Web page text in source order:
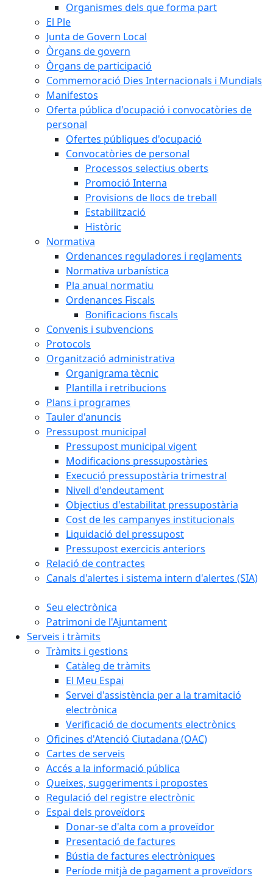
Organismes dels que forma part
El Ple
Junta de Govern Local
Òrgans de govern
Òrgans de participació
Commemoració Dies Internacionals i Mundials
Manifestos
Oferta pública d'ocupació i convocatòries de
personal
Ofertes públiques d'ocupació
Convocatòries de personal
Processos selectius oberts
Promoció Interna
Provisions de llocs de treball
Estabilització
Històric
Normativa
Ordenances reguladores i reglaments
Normativa urbanística
Pla anual normatiu
Ordenances Fiscals
Bonificacions fiscals
Convenis i subvencions
Protocols
Organització administrativa
Organigrama tècnic
Plantilla i retribucions
Plans i programes
Tauler d'anuncis
Pressupost municipal
Pressupost municipal vigent
Modificacions pressupostàries
Execució pressupostària trimestral
Nivell d'endeutament
Objectius d'estabilitat pressupostària
Cost de les campanyes institucionals
Liquidació del pressupost
Pressupost exercicis anteriors
Relació de contractes
Canals d'alertes i sistema intern d'alertes (SIA)
Seu electrònica
Patrimoni de l'Ajuntament
Serveis i tràmits
Tràmits i gestions
Catàleg de tràmits
El Meu Espai
Servei d'assistència per a la tramitació
electrònica
Verificació de documents electrònics
Oficines d'Atenció Ciutadana (OAC)
Cartes de serveis
Accés a la informació pública
Queixes, suggeriments i propostes
Regulació del registre electrònic
Espai dels proveïdors
Donar-se d'alta com a proveïdor
Presentació de factures
Bústia de factures electròniques
Període mitjà de pagament a proveïdors